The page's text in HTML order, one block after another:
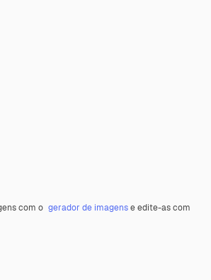
com o gerador de imagense edite-as com